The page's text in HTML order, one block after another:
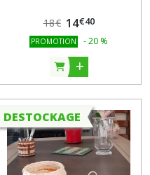
manuellement
18€ 14€40
PROMOTION -20 %
DESTOCKAGE